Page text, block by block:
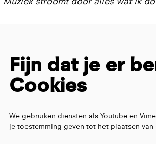
Fijn dat je er
Cookies
We gebruiken diensten als Youtube en
je toestemming geven tot het plaatsen van